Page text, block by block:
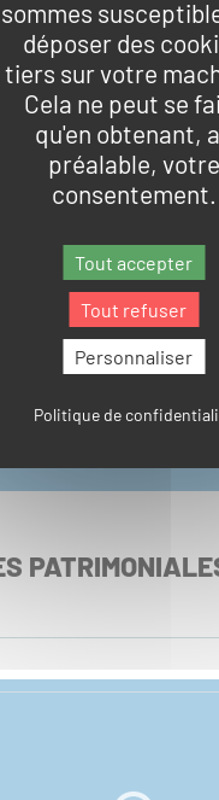
sommes
déposer des
tiers sur votre
Cela ne peut se
qu'en obtenant,
préalable, votre
consentement.
Tout accepter
Tout refuser
Personnaliser
Politique de